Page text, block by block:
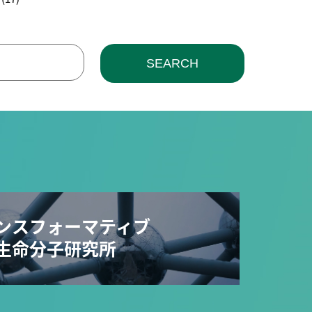
SEARCH
スフォーマティブ
命分子研究所